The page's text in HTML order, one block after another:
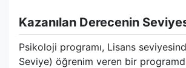
Kazanılan Derecenin
Psikoloji programı, Lisans
Seviye) öğrenim veren bir